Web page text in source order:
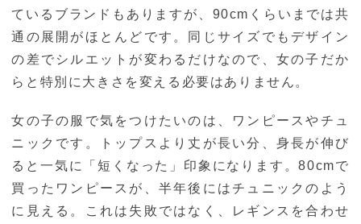
ているブランドもありますが、90cmくらいまでは共
通の展開がほとんどです。同じサイズでもデザイン
の差でシルエットが変わるだけなので、女の子だか
らと特別に大きさを変える必要はありません。
女の子の服で気をつけたいのは、ワンピースやチュ
ニックです。トップスより丈が長い分、身長が伸び
ると一気に「短くなった」印象になります。80cmで
買ったワンピースが、半年後にはチュニックのよう
に見える。これは失敗ではなく、レギンスを合わせ